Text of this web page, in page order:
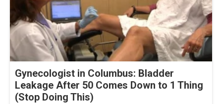
Gynecologist in Columbus: Bladder
Leakage After 50 Comes Down to 1 Thing
(Stop Doing This)